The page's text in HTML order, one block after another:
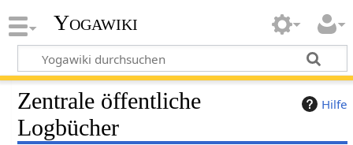
Yogawiki
Hilfe
Zentrale öffentliche
Logbücher